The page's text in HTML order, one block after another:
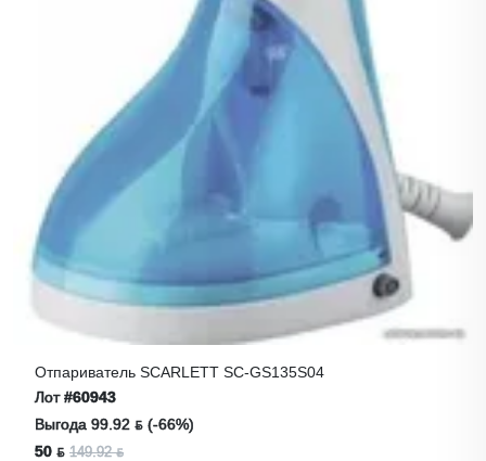
Отпариватель SCARLETT SC-GS135S04
Лот#60943
Выгода 99.92 ƃ (-66%)
50 ƃ 149.92 ƃ